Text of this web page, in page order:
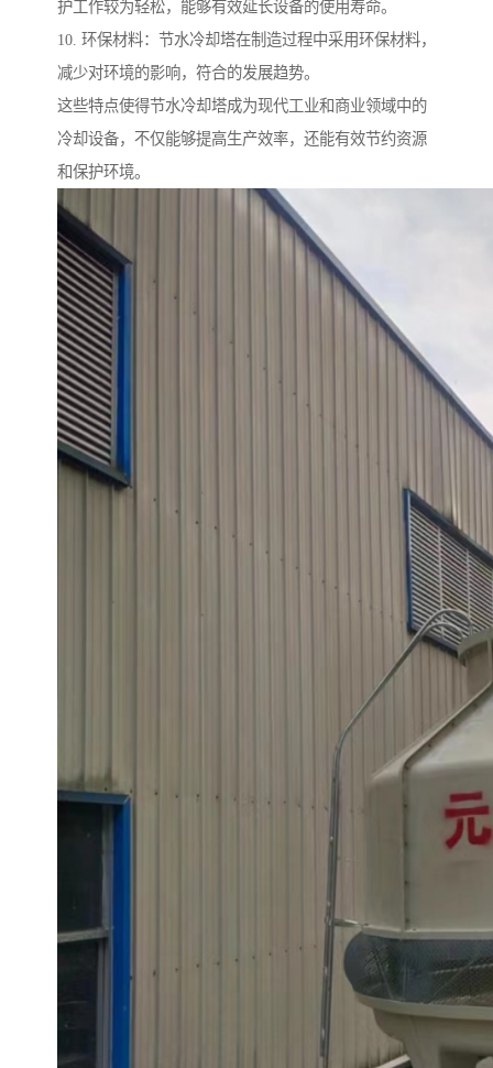
护工作较为轻松，能够有效延长设备的使用寿命。
10. 环保材料：节水冷却塔在制造过程中采用环保材料，
减少对环境的影响，符合的发展趋势。
这些特点使得节水冷却塔成为现代工业和商业领域中的
冷却设备，不仅能够提高生产效率，还能有效节约资源
和保护环境。